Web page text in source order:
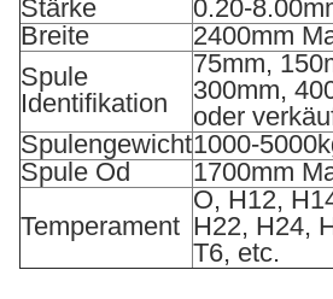
Stärke
0.20-
Breite
2400mm
Spule
Identifikation
75mm,
300mm,
oder
Spulengewicht1000-
Spule Od
1700mm
Temperament
O, H12,
H22, H24,
T6, etc.